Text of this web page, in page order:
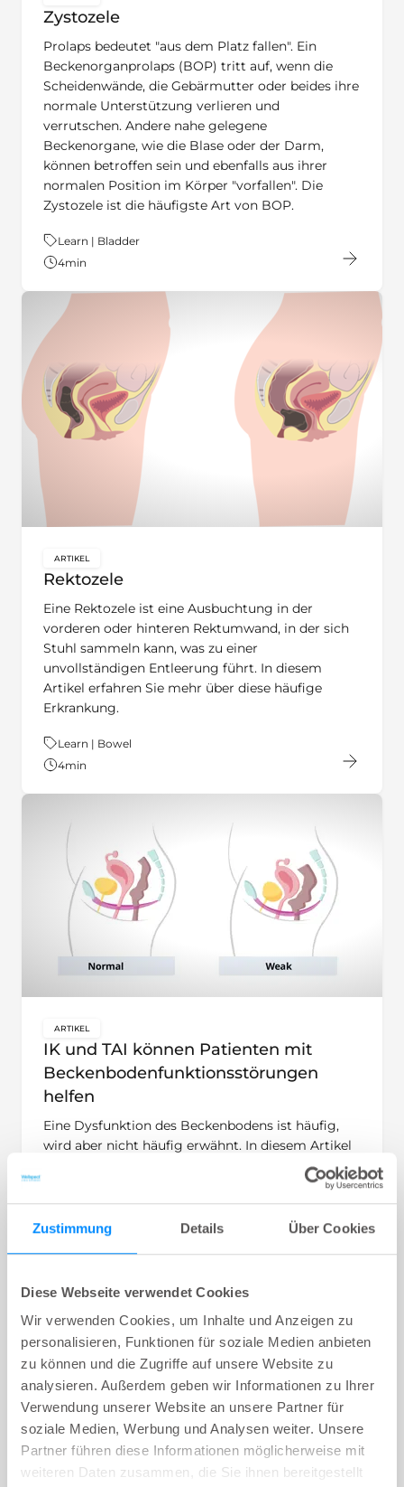
Zustimmung Details Über Cookies
Diese Webseite verwendet Cookies
Wir verwenden Cookies, um Inhalte und Anzeigen zu
personalisieren, Funktionen für soziale Medien anbieten
zu können und die Zugriffe auf unsere Website zu
analysieren. Außerdem geben wir Informationen zu Ihrer
Verwendung unserer Website an unsere Partner für
soziale Medien, Werbung und Analysen weiter. Unsere
Partner führen diese Informationen möglicherweise mit
weiteren Daten zusammen, die Sie ihnen bereitgestellt
Zystozele
key:global.content-type:
Prolaps bedeutet "aus dem Platz fallen". Ein
Beckenorganprolaps (BOP) tritt auf, wenn die
Scheidenwände, die Gebärmutter oder beides ihre
normale Unterstützung verlieren und
verrutschen. Andere nahe gelegene
Beckenorgane, wie die Blase oder der Darm,
können betroffen sein und ebenfalls aus ihrer
normalen Position im Körper "vorfallen". Die
Zystozele ist die häufigste Art von BOP.
Thema:
Learn | Bladder
4min
Rektozele
key:global.content-type:
ARTIKEL
Eine Rektozele ist eine Ausbuchtung in der
vorderen oder hinteren Rektumwand, in der sich
Stuhl sammeln kann, was zu einer
unvollständigen Entleerung führt. In diesem
Artikel erfahren Sie mehr über diese häufige
Erkrankung.
Thema:
Learn | Bowel
4min
IK und TAI können Patienten mit
Beckenbodenfunktionsstörungen
helfen
key:global.content-type:
ARTIKEL
Eine Dysfunktion des Beckenbodens ist häufig,
wird aber nicht häufig erwähnt. In diesem Artikel
finden Sie eine Erklärung über die grundlegende
Anatomie des Beckenbodens, eine Beschreibung
der Symptome und wie diese behandelt werden
können, Informationen,die heruntergeladen und
4min